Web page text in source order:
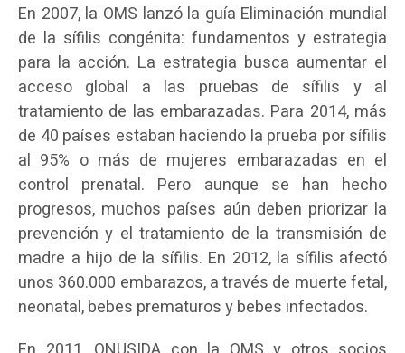
En 2007, la OMS lanzó la guía Eliminación mundial
de la sífilis congénita: fundamentos y estrategia
para la acción. La estrategia busca aumentar el
acceso global a las pruebas de sífilis y al
tratamiento de las embarazadas. Para 2014, más
de 40 países estaban haciendo la prueba por sífilis
al 95% o más de mujeres embarazadas en el
control prenatal. Pero aunque se han hecho
progresos, muchos países aún deben priorizar la
prevención y el tratamiento de la transmisión de
madre a hijo de la sífilis. En 2012, la sífilis afectó
unos 360.000 embarazos, a través de muerte fetal,
neonatal, bebes prematuros y bebes infectados.